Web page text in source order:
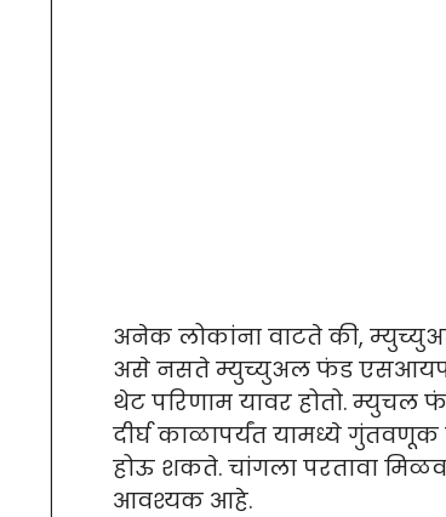
अनेक लोकांना वाटते की,
असे नसते म्युच्युअल फंड एसआयपी
थेट परिणाम यावर होतो. म्युचल
दीर्घ काळापर्यंत यामध्ये
होऊ शकते. चांगला परतावा
आवश्यक आहे.